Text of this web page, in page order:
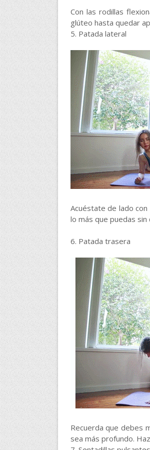
Con las rodillas
glúteo hasta quedar
5. Patada lateral
Acuéstate de lado
lo más que puedas
6. Patada trasera
Recuerda que debes
sea más profundo.